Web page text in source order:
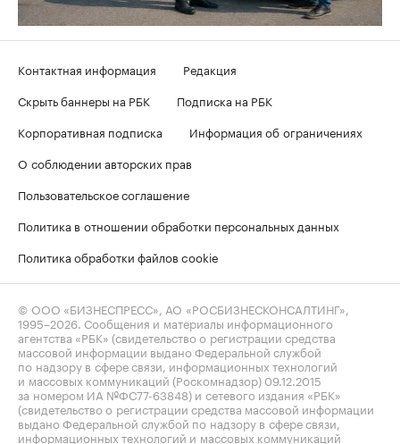
Контактная информация
Редакция
Скрыть баннеры на РБК
Подписка на РБК
Корпоративная подписка
Информация об ограничениях
О соблюдении авторских прав
Пользовательское соглашение
Политика в отношении обработки персональных данных
Политика обработки файлов cookie
© ООО «БИЗНЕСПРЕСС», АО «РОСБИЗНЕСКОНСАЛТИНГ»,
1995–2026 . Сообщения и материалы информационного
агентства «РБК» (свидетельство о регистрации средства
массовой информации выдано Федеральной службой
по надзору в сфере связи, информационных технологий
и массовых коммуникаций (Роскомнадзор) 09.12.2015
за номером ИА №ФС77-63848) и сетевого издания «РБК»
(свидетельство о регистрации средства массовой информации
выдано Федеральной службой по надзору в сфере связи,
информационных технологий и массовых коммуникаций